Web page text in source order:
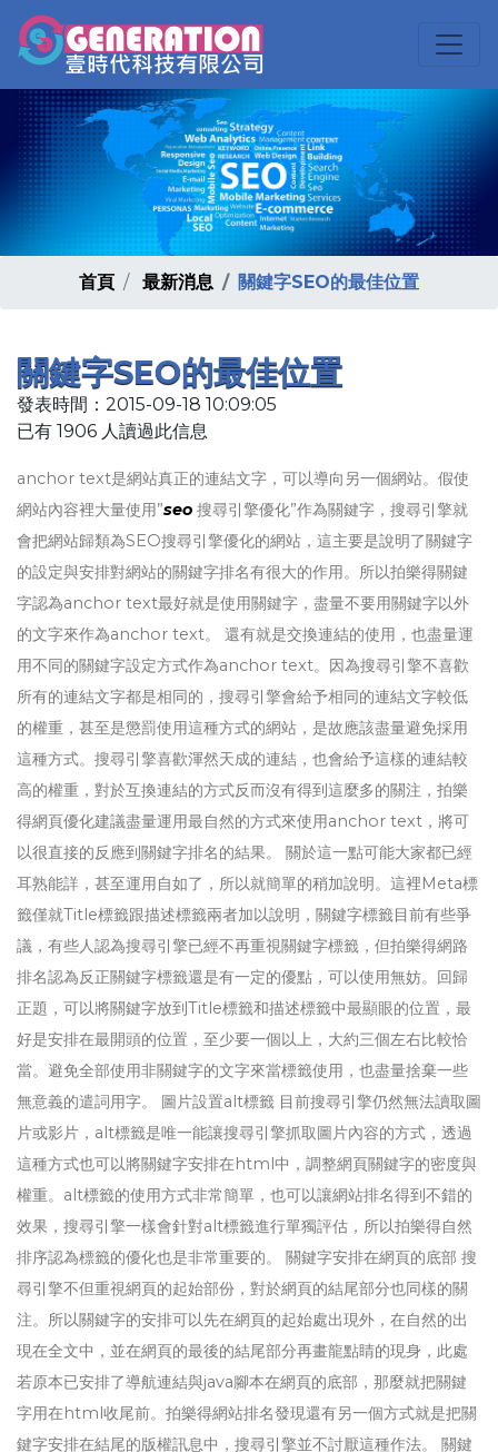
首頁 最新消息 關鍵字SEO的最佳位置
關鍵字SEO的最佳位置
發表時間：2015-09-18 10:09:05
已有 1906 人讀過此信息
anchor text是網站真正的連結文字，可以導向另一個網站。假使
網站內容裡大量使用”seo 搜尋引擎優化”作為關鍵字，搜尋引擎就
會把網站歸類為SEO搜尋引擎優化的網站，這主要是說明了關鍵字
的設定與安排對網站的關鍵字排名有很大的作用。所以拍樂得關鍵
字認為anchor text最好就是使用關鍵字，盡量不要用關鍵字以外
的文字來作為anchor text。 還有就是交換連結的使用，也盡量運
用不同的關鍵字設定方式作為anchor text。因為搜尋引擎不喜歡
所有的連結文字都是相同的，搜尋引擎會給予相同的連結文字較低
的權重，甚至是懲罰使用這種方式的網站，是故應該盡量避免採用
這種方式。搜尋引擎喜歡渾然天成的連結，也會給予這樣的連結較
高的權重，對於互換連結的方式反而沒有得到這麼多的關注，拍樂
得網頁優化建議盡量運用最自然的方式來使用anchor text，將可
以很直接的反應到關鍵字排名的結果。 關於這一點可能大家都已經
耳熟能詳，甚至運用自如了，所以就簡單的稍加說明。這裡Meta標
籤僅就Title標籤跟描述標籤兩者加以說明，關鍵字標籤目前有些爭
議，有些人認為搜尋引擎已經不再重視關鍵字標籤，但拍樂得網路
排名認為反正關鍵字標籤還是有一定的優點，可以使用無妨。回歸
正題，可以將關鍵字放到Title標籤和描述標籤中最顯眼的位置，最
好是安排在最開頭的位置，至少要一個以上，大約三個左右比較恰
當。避免全部使用非關鍵字的文字來當標籤使用，也盡量捨棄一些
無意義的遣詞用字。 圖片設置alt標籤 目前搜尋引擎仍然無法讀取圖
片或影片，alt標籤是唯一能讓搜尋引擎抓取圖片內容的方式，透過
這種方式也可以將關鍵字安排在html中，調整網頁關鍵字的密度與
權重。alt標籤的使用方式非常簡單，也可以讓網站排名得到不錯的
效果，搜尋引擎一樣會針對alt標籤進行單獨評估，所以拍樂得自然
排序認為標籤的優化也是非常重要的。 關鍵字安排在網頁的底部 搜
尋引擎不但重視網頁的起始部份，對於網頁的結尾部分也同樣的關
注。所以關鍵字的安排可以先在網頁的起始處出現外，在自然的出
現在全文中，並在網頁的最後的結尾部分再畫龍點睛的現身，此處
若原本已安排了導航連結與java腳本在網頁的底部，那麼就把關鍵
字用在html收尾前。拍樂得網站排名發現還有另一個方式就是把關
鍵字安排在結尾的版權訊息中，搜尋引擎並不討厭這種作法。 關鍵